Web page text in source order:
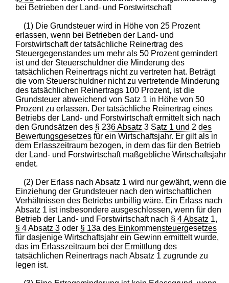
bei Betrieben der Land- und Forstwirtschaft
(1) Die Grundsteuer wird in Höhe von 25 Prozent
erlassen, wenn bei Betrieben der Land- und
Forstwirtschaft der tatsächliche Reinertrag des
Steuergegenstandes um mehr als 50 Prozent gemindert
ist und der Steuerschuldner die Minderung des
tatsächlichen Reinertrags nicht zu vertreten hat. Beträgt
die vom Steuerschuldner nicht zu vertretende Minderung
des tatsächlichen Reinertrags 100 Prozent, ist die
Grundsteuer abweichend von Satz 1 in Höhe von 50
Prozent zu erlassen. Der tatsächliche Reinertrag eines
Betriebs der Land- und Forstwirtschaft ermittelt sich nach
den Grundsätzen des § 236 Absatz 3 Satz 1 und 2 des
Bewertungsgesetzes für ein Wirtschaftsjahr. Er gilt als in
dem Erlasszeitraum bezogen, in dem das für den Betrieb
der Land- und Forstwirtschaft maßgebliche Wirtschaftsjahr
endet.
(2) Der Erlass nach Absatz 1 wird nur gewährt, wenn die
Einziehung der Grundsteuer nach den wirtschaftlichen
Verhältnissen des Betriebs unbillig wäre. Ein Erlass nach
Absatz 1 ist insbesondere ausgeschlossen, wenn für den
Betrieb der Land- und Forstwirtschaft nach § 4 Absatz 1,
§ 4 Absatz 3 oder § 13a des Einkommensteuergesetzes
für dasjenige Wirtschaftsjahr ein Gewinn ermittelt wurde,
das im Erlasszeitraum bei der Ermittlung des
tatsächlichen Reinertrags nach Absatz 1 zugrunde zu
legen ist.